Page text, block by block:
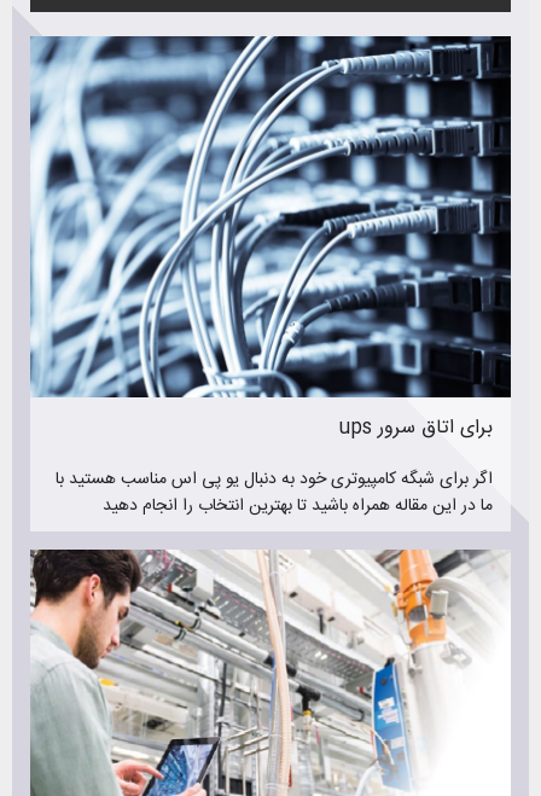
1 - میزان مصرف تجهیزات
2 - زمان پشتیبانی ups
3 - زمان انتقال ups
4 - کیفیت خوب و طول عمر بالا
5 - گارانتی
6 - پشتیبانی و خدمات پس از فروش مناسب
7 - قیمت مناسب
8 - باتری با طول عمر بالای 5 سال
9 - محافظ در برابر بار زیاد و اتصال کوتاه
10 - ایزوله کننده پارازیت
سعی کنید در خرید ups همه این موارد در سطح خوبی قرار داشته
باشند تا خرید امنی داشته باشید و در آینده دچار مشکل نشوید
مشکلاتی مانند خرابی یو پی اس و در نتیجه آسیب رساندن به
تجهیزات. اینکه یو پی اس در کجا استفاده خواهد شد خود نکته
بسیار مهمی است چراکه اهمیت کارکرد درست و بدون ایراد ups
بالا میرود ( مانند یو پی اس اتاق عمل )
خبرنامه ( مقالات تخصصی خرید ، نگهداری و تعمیر یوپی اس )
دیدن فرمایید
برای مشاوره رایگان در خرید یوپی اس با کارشناسان تیم رایانیکس
تماس بگیرید. ما کمک خواهیم کرد ups مناسب خود را با رعایت
تمامی نکات ذکر شده در بالا خریداری کنید
فروش یو پی اس
رایانیکس با فروش یو پی اس برندهای مطرح ایرانی و ترکیه ای
همواره سعی در جلب رضایت مشتریان خود داشته است. فروش یو
پی اس نیروسان ، فروش یو پی اس فاران ، فروش یو پی اس
نکرون و همچنین فروش باتری یو پی اس از خدمات ارزشمند
رایانیکس می باشد که توانسته است به بسیاری از شهرهای کشور
ups برای اتاق سرور
اگر برای شبگه کامپیوتری خود به دنبال یو پی اس مناسب هستید با
ما در این مقاله همراه باشید تا بهترین انتخاب را انجام دهید